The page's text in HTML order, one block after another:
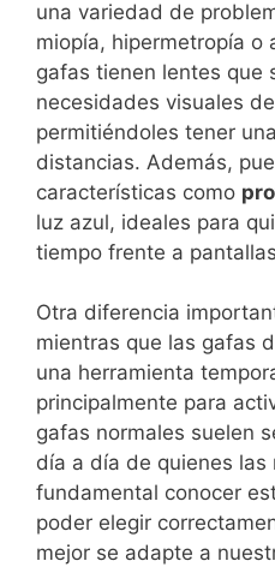
una variedad de
miopía, hipermetropía o
gafas tienen lentes que
necesidades visuales
permitiéndoles tener
distancias. Además,
características como
luz azul, ideales para
tiempo frente a
Otra diferencia
mientras que las gafas
una herramienta
principalmente para
gafas normales suelen
día a día de quienes las
fundamental conocer
poder elegir
mejor se adapte a